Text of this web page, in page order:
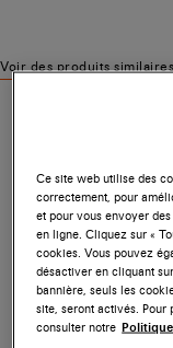
Voir des produits similaires
Ce site web utilise des
correctement, pour
et pour vous envoyer
en ligne. Cliquez sur «
cookies. Vous pouvez
désactiver en cliquant
bannière, seuls les
site, seront activés. Pour
consulter notre